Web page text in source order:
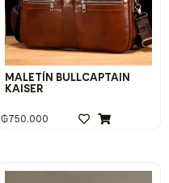
MALETÍN BULLCAPTAIN
KAISER
₲750.000